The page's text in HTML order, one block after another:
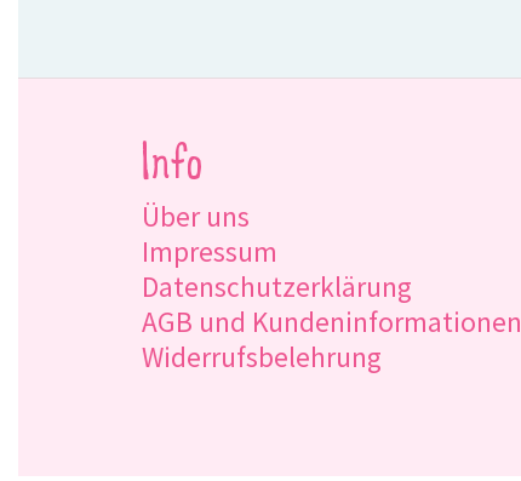
Info
Über uns
Impressum
Datenschutzerklärung
AGB und Kundeninformationen
Widerrufsbelehrung